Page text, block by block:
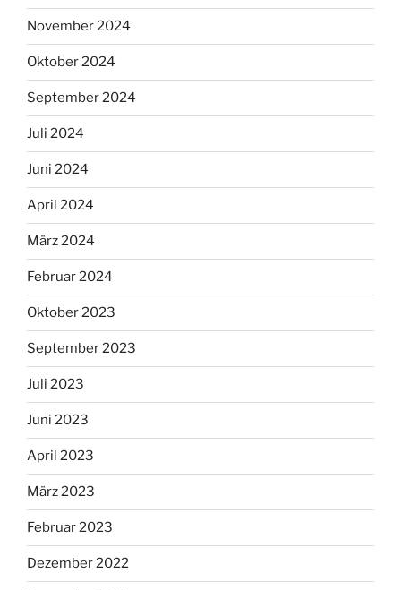
November 2024
Oktober 2024
September 2024
Juli 2024
Juni 2024
April 2024
März 2024
Februar 2024
Oktober 2023
September 2023
Juli 2023
Juni 2023
April 2023
März 2023
Februar 2023
Dezember 2022